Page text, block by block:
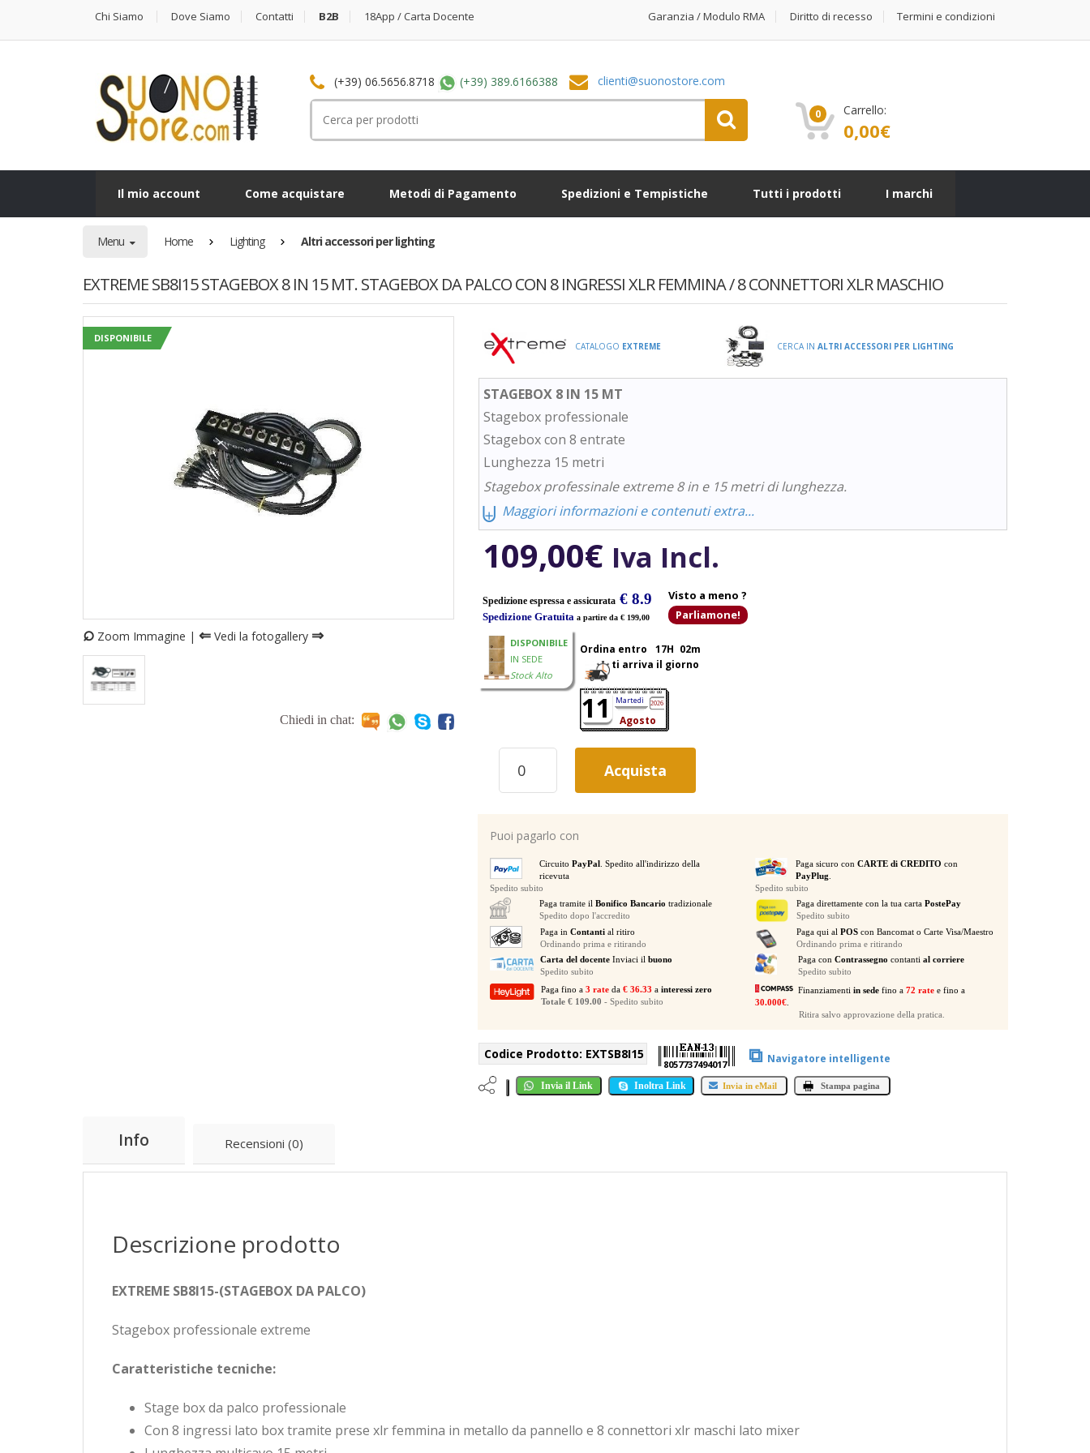
Chi Siamo Dove Siamo Contatti B2B 18App / Carta Docente Garanzia / Modulo RMA Diritto di recesso Termini e condizioni
(+39) 06.5656.8718 (+39) 389.6166388
clienti@suonostore.com
per:
0 Carrello:
0,00€
Il mio account Come acquistare Metodi di Pagamento Spedizioni e Tempistiche Tutti i prodotti I marchi
Menu Home Lighting Altri accessori per lighting
EXTREME SB8I15 STAGEBOX 8 IN 15 MT. STAGEBOX DA PALCO CON 8 INGRESSI XLR FEMMINA / 8 CONNETTORI XLR MASCHIO
DISPONIBILE
⌕ Zoom Immagine | ⇐ Vedi la fotogallery ⇒
Chiedi in chat:
CATALOGO EXTREME CERCA IN ALTRI ACCESSORI PER LIGHTING
STAGEBOX 8 IN 15 MT
Stagebox professionale
Stagebox con 8 entrate
Lunghezza 15 metri
Stagebox professinale extreme 8 in e 15 metri di lunghezza.
⨄ Maggiori informazioni e contenuti extra...
109,00€ Iva Incl.
Spedizione espressa e assicurata€ 8.9
Spedizione Gratuitaa partire da € 199,00
Visto a meno ?
Parliamone!
DISPONIBILE
IN SEDE
Stock Alto
Ordina entro 17H 02m
ti arriva il giorno
11 Martedì 2026
Agosto
EXTREME
SB8I15
STAGEBOX
15
STAGEBOX
DA
PALCO
CON
8
INGRESSI
XLR
FEMMINA
/
XLR
MASCHIO
quantità
Acquista
Puoi pagarlo con
Circuito PayPal
. Spedito all'indirizzo della
ricevuta
Spedito subito
Paga sicuro conCARTE di CREDITO con
PayPlug
Spedito subito
Paga tramite il Bonifico Bancario tradizionale
Spedito dopo l'accredito
Paga direttamente con la tua cartaPostePay
Spedito subito
Paga in Contantial ritiro
Ordinando prima e ritirando
Paga qui al POScon Bancomat o Carte Visa/Maestro
Ordinando prima e ritirando
Carta del docente Inviaci ilbuono
Spedito subito
Paga con Contrassegno contanti al corriere
Spedito subito
Paga fino a 3 rate da € 36.33 a interessi zero
Totale € 109.00 - Spedito subito
Finanziamentiin sede fino a72 rate e fino a
30.000€.
Ritira salvo approvazione della pratica.
Codice Prodotto: EXTSB8I15
8057737494017 ⧉ Navigatore intelligente
Invia il Link Inoltra Link Invia in eMail Stampa pagina
Info Recensioni (0)
Descrizione prodotto
EXTREME SB8I15-(STAGEBOX DA PALCO)
Stagebox professionale extreme
Caratteristiche tecniche:
Stage box da palco professionale
Con 8 ingressi lato box tramite prese xlr femmina in metallo da pannello e 8 connettori xlr maschi lato mixer